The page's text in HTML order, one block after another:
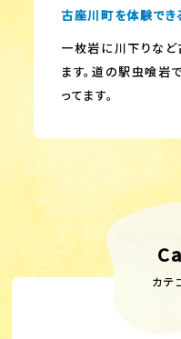
古座川町を体験でき
一枚岩に川下りな
ます。道の駅虫喰岩
ってます。
カテ